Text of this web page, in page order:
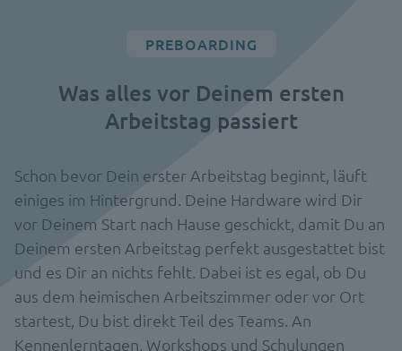
PREBOARDING
Was alles vor Deinem ersten
Arbeitstag passiert
Schon bevor Dein erster Arbeitstag beginnt, läuft
einiges im Hintergrund. Deine Hardware wird Dir
vor Deinem Start nach Hause geschickt, damit Du an
Deinem ersten Arbeitstag perfekt ausgestattet bist
und es Dir an nichts fehlt. Dabei ist es egal, ob Du
aus dem heimischen Arbeitszimmer oder vor Ort
startest, Du bist direkt Teil des Teams. An
Kennenlerntagen, Workshops und Schulungen